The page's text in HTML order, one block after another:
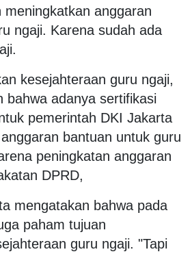
anggaran
ngaji. Karena sudah ada
kesejahteraan guru ngaji,
bahwa adanya sertifikasi
pemerintah DKI Jakarta
bantuan untuk guru
peningkatan anggaran
DPRD,
mengatakan bahwa pada
paham tujuan
guru ngaji. "Tapi